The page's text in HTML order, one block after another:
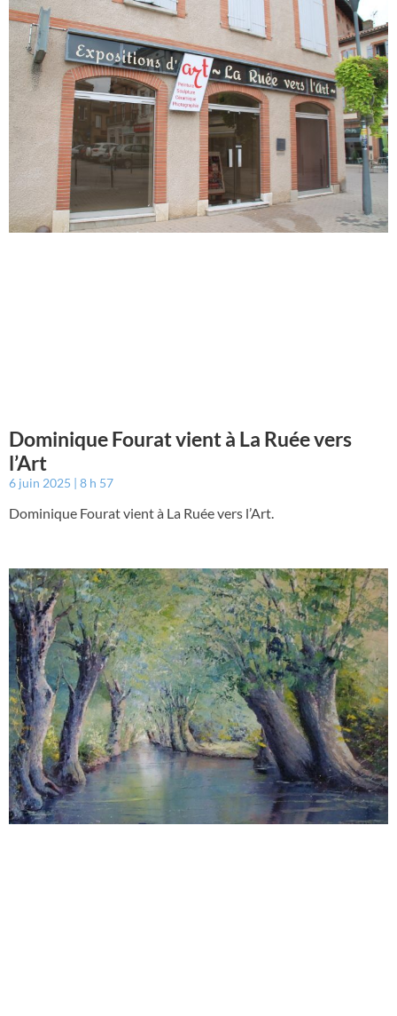
Dominique Fourat vient à La Ruée vers
l’Art
6 juin 2025 8 h 57
Dominique Fourat vient à La Ruée vers l’Art.